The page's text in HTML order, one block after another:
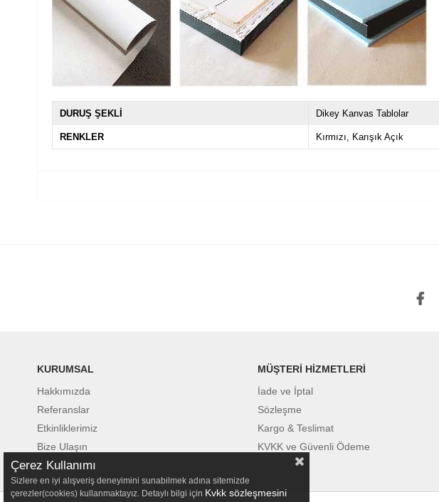
DURUŞ ŞEKLİ Dikey Kanvas Tablolar
RENKLER Kırmızı Karışık Açık
KURUMSAL
Hakkımızda
Referanslar
Etkinliklerimiz
Bize Ulaşın
MÜŞTERİ HİZMETLERİ
İade ve İptal
Sözleşme
Kargo & Teslimat
KVKK ve Güvenli Ödeme
Çerez Kullanımı
Sizlere en iyi alışveriş deneyimini sunabilmek adına sitemizde
çerezler(cookies) kullanmaktayız. Detaylı bilgi için Kvkk sözleşmesini